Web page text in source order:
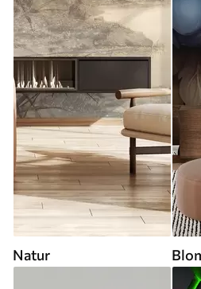
Natur